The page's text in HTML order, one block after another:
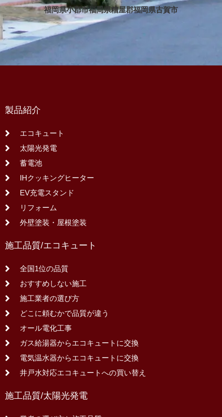
福岡県小郡市福岡県糟屋郡福岡県古賀市
製品紹介
エコキュート
太陽光発電
蓄電池
IHクッキングヒーター
EV充電スタンド
リフォーム
外壁塗装・屋根塗装
施工品質/エコキュート
全国1位の品質
おすすめしない施工
施工業者の選び方
どこに頼むかで品質が違う
オール電化工事
ガス給湯器からエコキュートに交換
電気温水器からエコキュートに交換
井戸水対応エコキュートへの買い替え
施工品質/太陽光発電